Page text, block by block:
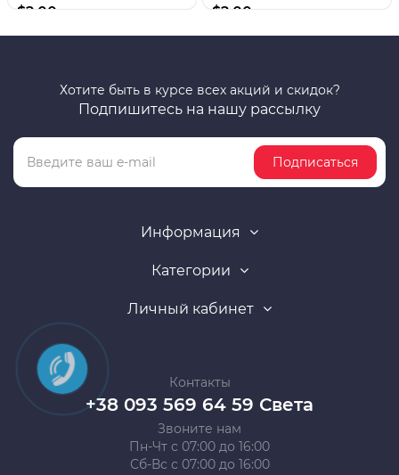
$2.00 $2.00
Хотите быть в курсе всех акций и скидок?
Подпишитесь на нашу рассылку
Подписаться
Информация
Категории
Личный кабинет
Контакты
+38 093 569 64 59 Света
Звоните нам
Пн-Чт с 07:00 до 16:00
Сб-Вс с 07:00 до 16:00